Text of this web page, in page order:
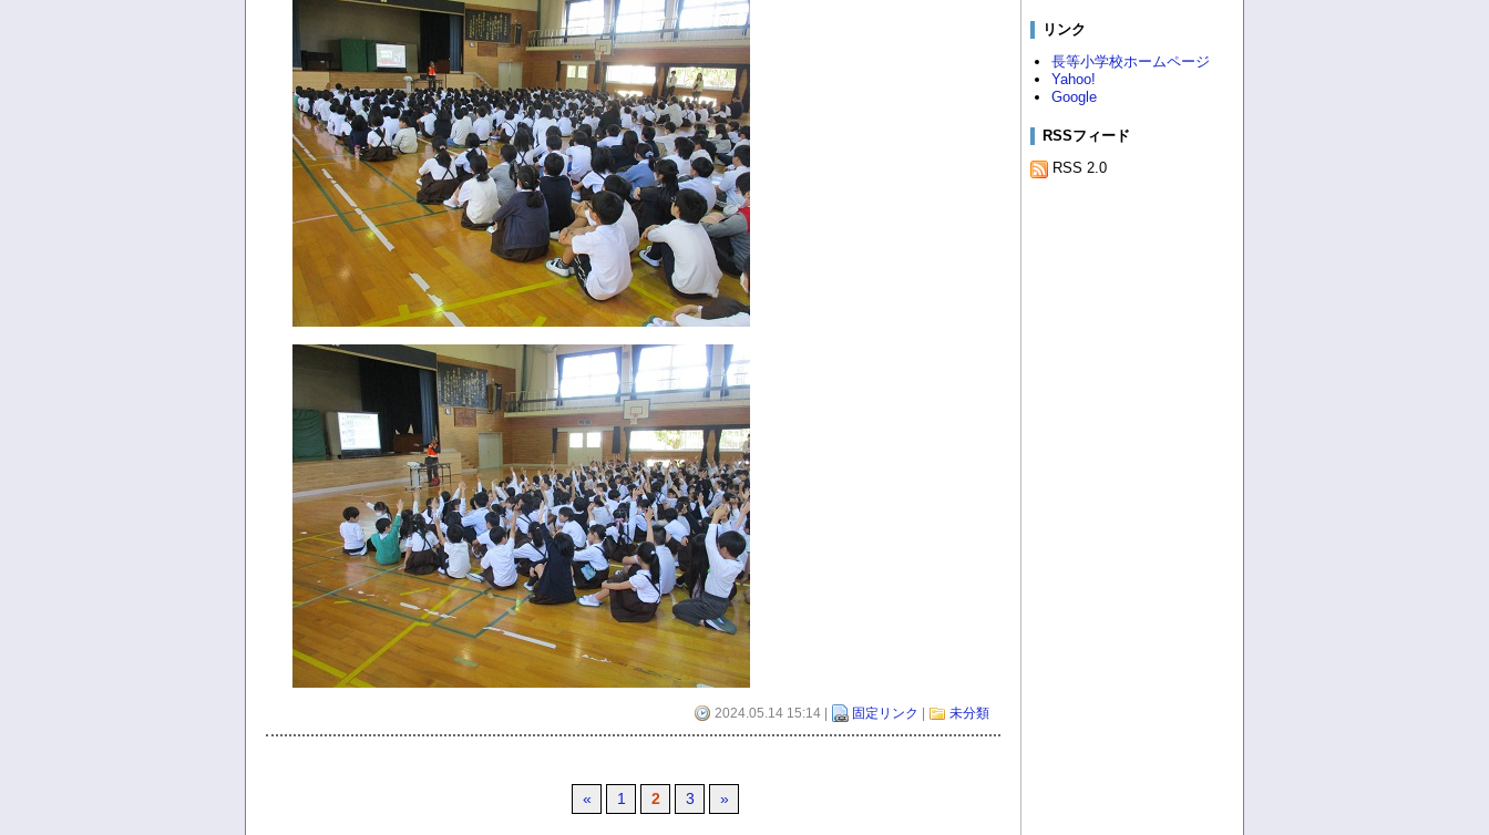
2024.05.14 15:14 | 固定リンク | 未分類
« 1 2 3 »
リンク
長等小学校ホームページ
Yahoo!
Google
RSSフィード
RSS 2.0